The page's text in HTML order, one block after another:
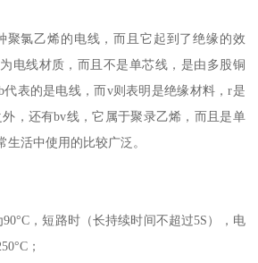
聚氯乙烯的电线，而且它起到了绝缘的效
电线材质，而且不是单芯线，是由多股铜
表的是电线，而v则表明是绝缘材料，r是
，还有bv线，它属于聚录乙烯，而且是单
活中使用的比较广泛。
，短路时（长持续时间不超过5S），电
；